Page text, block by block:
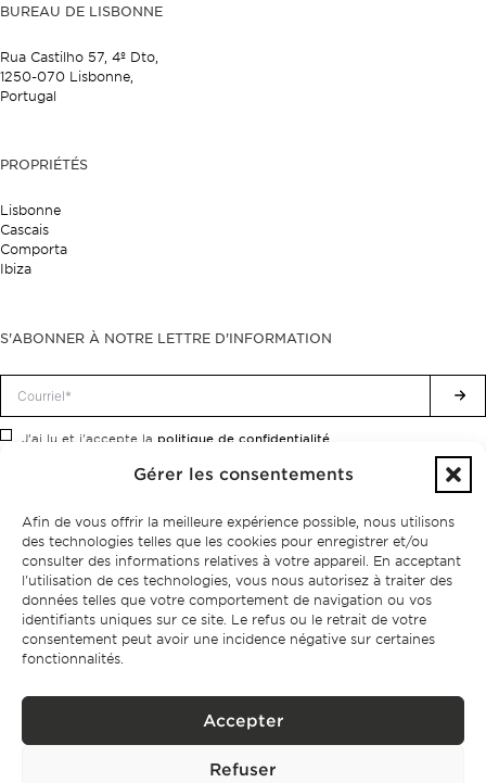
Gérer les consentements
Afin de vous offrir la meilleure expérience possible, nous utilisons
des technologies telles que les cookies pour enregistrer et/ou
consulter des informations relatives à votre appareil. En acceptant
l'utilisation de ces technologies, vous nous autorisez à traiter des
données telles que votre comportement de navigation ou vos
identifiants uniques sur ce site. Le refus ou le retrait de votre
consentement peut avoir une incidence négative sur certaines
fonctionnalités.
Accepter
Refuser
BUREAU DE LISBONNE
Rua Castilho 57, 4º Dto,
1250-070 Lisbonne,
Portugal
PROPRIÉTÉS
Lisbonne
Cascais
Comporta
Ibiza
S'ABONNER À NOTRE LETTRE D'INFORMATION
J'ai lu et j'accepte la politique de confidentialité.
Politique de confidentialité
BPPS – Portugal Property Services – Mediação Imobiliária, Lda Licença nº